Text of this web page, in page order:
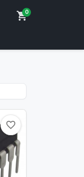
shopping_cart
0
favorite_border
favorite_border